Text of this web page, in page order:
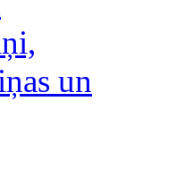
un